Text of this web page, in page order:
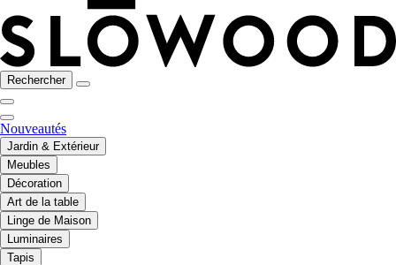
Rechercher
Nouveautés
Jardin & Extérieur
Meubles
Décoration
Art de la table
Linge de Maison
Luminaires
Tapis